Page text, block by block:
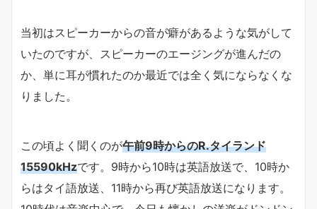
当初はスピーカーからの音が癖があるような気がして
いたのですが、スピーカーのエージングが進んだの
か、単に耳が慣れたのか最近では全く気にならなくな
りました。
この頃よく聞くのが午前9時からのR.タイランド
15590kHzです。9時から10時は英語放送で、10時か
らはタイ語放送、11時から再び英語放送になります。